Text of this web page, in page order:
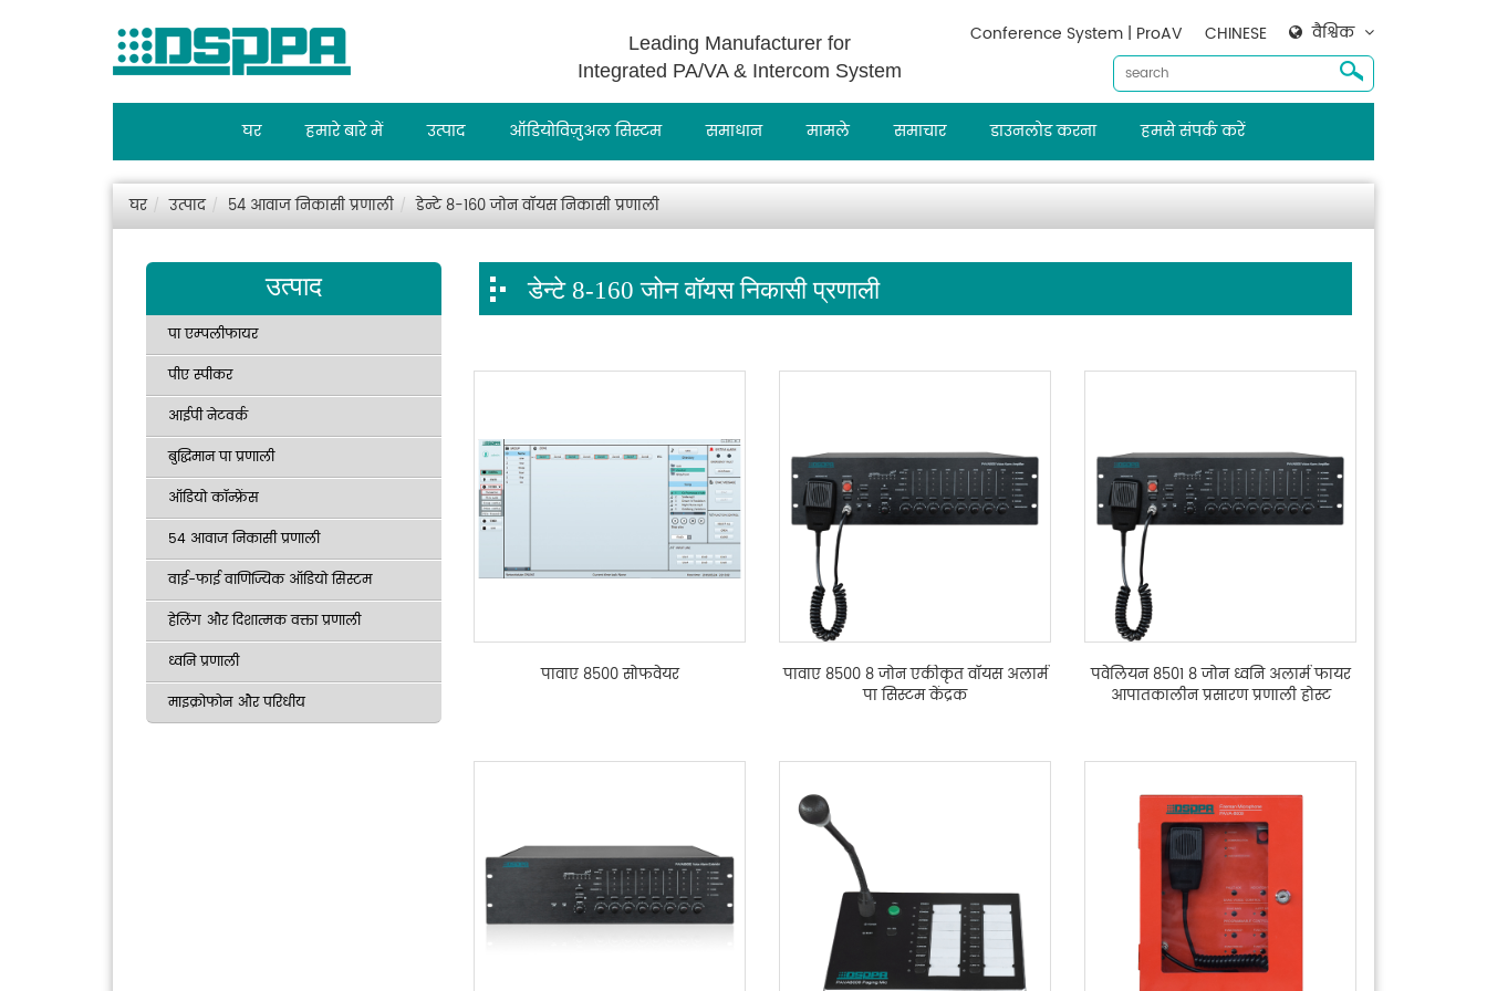
Leading Manufacturer for
Integrated PA/VA & Intercom System
वैश्विक
CHINESE
Conference System | ProAV
घर हमारे बारे में उत्पाद ऑडियोविज़ुअल सिस्टम समाधान मामले समाचार डाउनलोड करना हमसे संपर्क करें
घर उत्पाद 54 आवाज निकासी प्रणाली डेन्टे 8-160 जोन वॉयस निकासी प्रणाली
उत्पाद
पा एम्पलीफायर
पीए स्पीकर
आईपी नेटवर्क
बुद्धिमान पा प्रणाली
ऑडियो कॉन्फ्रेंस
54 आवाज निकासी प्रणाली
वाई-फाई वाणिज्यिक ऑडियो सिस्टम
हेलिंग और दिशात्मक वक्ता प्रणाली
ध्वनि प्रणाली
माइक्रोफोन और परिधीय
डेन्टे 8-160 जोन वॉयस निकासी प्रणाली
पावाए 8500 सोफवेयर
पावाए 8500 8 जोन एकीकृत वॉयस अलार्म
पा सिस्टम केंद्रक
पवेलियन 8501 8 जोन ध्वनि अलार्म फायर
आपातकालीन प्रसारण प्रणाली होस्ट